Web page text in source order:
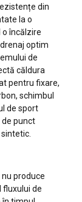
din
la o
încălzire
optim
de
căldura
pentru fixare,
schimbul
de sport
de punct
produce
fluxului de